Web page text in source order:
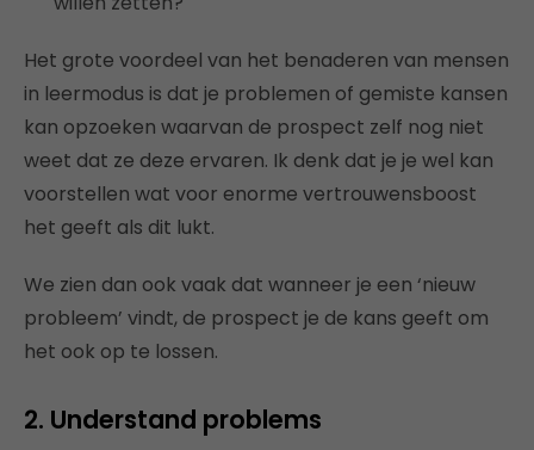
Het grote voordeel van het benaderen van mensen
in leermodus is dat je problemen of gemiste kansen
kan opzoeken waarvan de prospect zelf nog niet
weet dat ze deze ervaren. Ik denk dat je je wel kan
voorstellen wat voor enorme vertrouwensboost
het geeft als dit lukt.
We zien dan ook vaak dat wanneer je een ‘nieuw
probleem’ vindt, de prospect je de kans geeft om
het ook op te lossen.
2. Understand problems